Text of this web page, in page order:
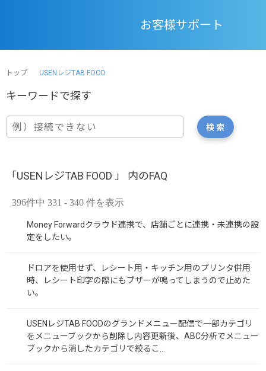
お客様サポート
トップ USENレジTAB FOOD
「USENレジTAB FOOD 」 内のFAQ
396件中 331 - 340 件を表示
Money Forwardクラウド連携で、店舗ごとに連携・未連携の設
定をしたい。
ドロアを使用せず、レシート用・キッチン用のプリンタ併用
時、レシート印字の際にもブザーが鳴ってしまうので止めた
い。
USENレジTAB FOODのグランドメニュー配信で一部カテゴリ
をメニューブックから削除し内容更新後、ABC分析でメニュー
ブックから消したカテゴリで絞るこ...